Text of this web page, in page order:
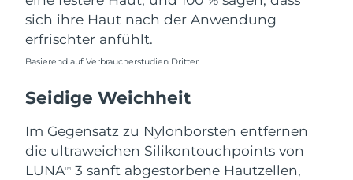
sich ihre Haut nach der Anwendung
erfrischter anfühlt.
Basierend auf Verbraucherstudien Dritter
Seidige Weichheit
Im Gegensatz zu Nylonborsten entfernen
die ultraweichen Silikontouchpoints von
LUNATM
3 sanft abgestorbene Hautzellen,
Vereinigte Staaten Erwartete Lieferung
Vietnam